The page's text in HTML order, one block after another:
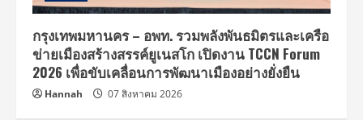
กรุงเทพมหานคร – อพท. รวมพลังพันธมิตรและเครือ
ข่ายเมืองสร้างสรรค์ยูเนสโก เปิดงาน TCCN Forum
2026 เพื่อขับเคลื่อนการพัฒนาเมืองอย่างยั่งยืน
Hannah 07 สิงหาคม 2026